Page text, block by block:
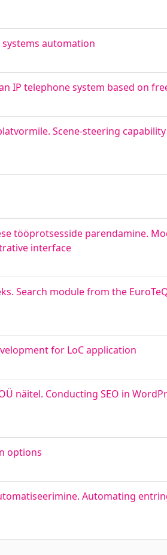
automation
IP telephone system based on
Scene-steering
tööprotsesside parendamine.
interface
Search module from the
for LoC application
näitel. Conducting SEO in
options
Automating